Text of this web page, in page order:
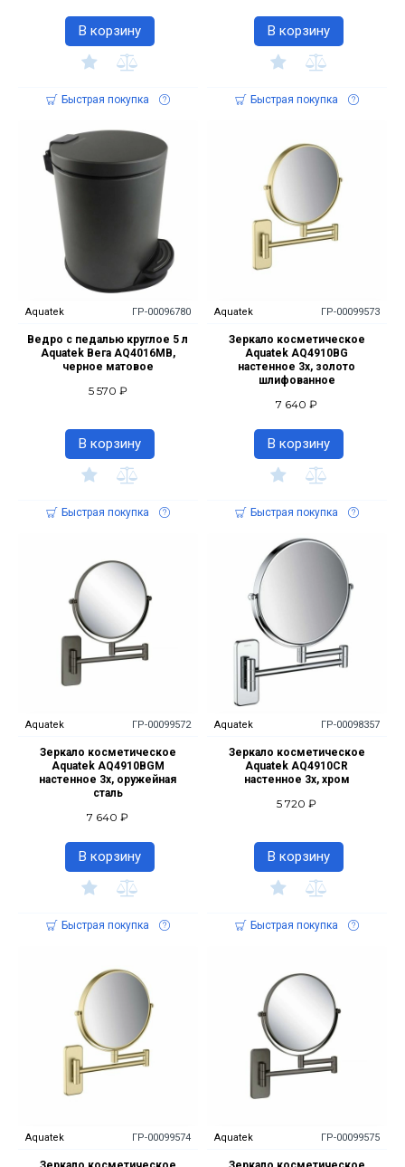
В корзину
Быстрая покупка
В корзину
Быстрая покупка
Aquatek ГР-00096780
Ведро с педалью круглое 5 л
Aquatek Вега AQ4016MB,
черное матовое
5 570 ₽
В корзину
Быстрая покупка
Aquatek ГР-00099573
Зеркало косметическое
Aquatek AQ4910BG
настенное 3х, золото
шлифованное
7 640 ₽
В корзину
Быстрая покупка
Aquatek ГР-00099572
Зеркало косметическое
Aquatek AQ4910BGM
настенное 3х, оружейная
сталь
7 640 ₽
В корзину
Быстрая покупка
Aquatek ГР-00098357
Зеркало косметическое
Aquatek AQ4910CR
настенное 3х, хром
5 720 ₽
В корзину
Быстрая покупка
Aquatek ГР-00099574 Aquatek ГР-00099575